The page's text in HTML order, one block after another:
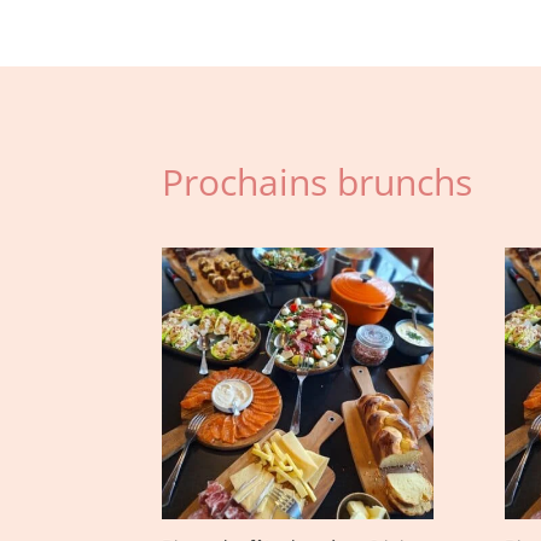
Prochains brunchs